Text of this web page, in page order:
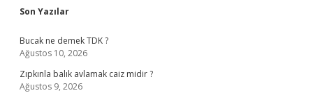
Sidebar
Son Yazılar
Bucak ne demek TDK ?
Ağustos 10, 2026
Zıpkınla balık avlamak caiz midir ?
Ağustos 9, 2026